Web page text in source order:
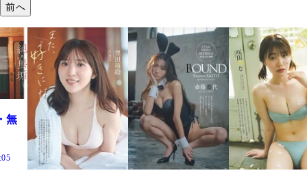
前へ